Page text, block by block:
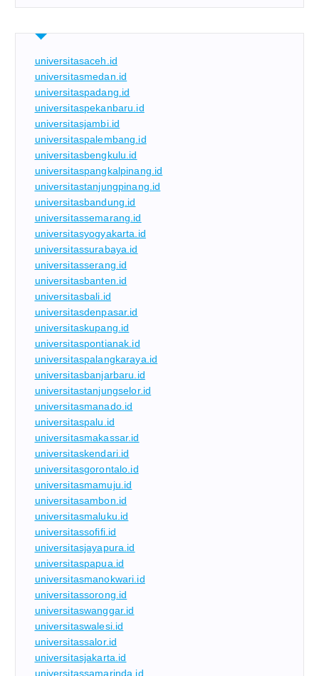
universitasaceh.id
universitasmedan.id
universitaspadang.id
universitaspekanbaru.id
universitasjambi.id
universitaspalembang.id
universitasbengkulu.id
universitaspangkalpinang.id
universitastanjungpinang.id
universitasbandung.id
universitassemarang.id
universitasyogyakarta.id
universitassurabaya.id
universitasserang.id
universitasbanten.id
universitasbali.id
universitasdenpasar.id
universitaskupang.id
universitaspontianak.id
universitaspalangkaraya.id
universitasbanjarbaru.id
universitastanjungselor.id
universitasmanado.id
universitaspalu.id
universitasmakassar.id
universitaskendari.id
universitasgorontalo.id
universitasmamuju.id
universitasambon.id
universitasmaluku.id
universitassofifi.id
universitasjayapura.id
universitaspapua.id
universitasmanokwari.id
universitassorong.id
universitaswanggar.id
universitaswalesi.id
universitassalor.id
universitasjakarta.id
universitassamarinda.id